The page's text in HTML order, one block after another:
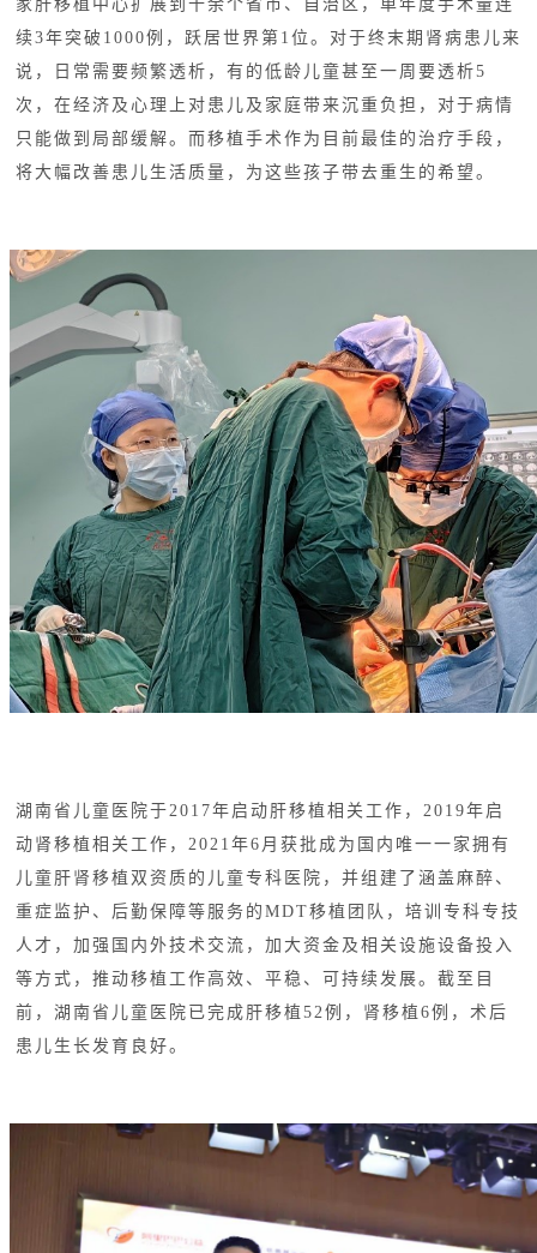
家肝移植中心扩展到十余个省市、自治区，单年度手术量连
续3年突破1000例，跃居世界第1位。对于终末期肾病患儿来
说，日常需要频繁透析，有的低龄儿童甚至一周要透析5
次，在经济及心理上对患儿及家庭带来沉重负担，对于病情
只能做到局部缓解。而移植手术作为目前最佳的治疗手段，
将大幅改善患儿生活质量，为这些孩子带去重生的希望。
湖南省儿童医院于2017年启动肝移植相关工作，2019年启
动肾移植相关工作，2021年6月获批成为国内唯一一家拥有
儿童肝肾移植双资质的儿童专科医院，并组建了涵盖麻醉、
重症监护、后勤保障等服务的MDT移植团队，培训专科专技
人才，加强国内外技术交流，加大资金及相关设施设备投入
等方式，推动移植工作高效、平稳、可持续发展。截至目
前，湖南省儿童医院已完成肝移植52例，肾移植6例，术后
患儿生长发育良好。